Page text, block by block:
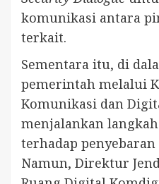
komunikasi antara
terkait.
Sementara itu, di
pemerintah melalui
Komunikasi dan
menjalankan
terhadap
Namun, Direktur